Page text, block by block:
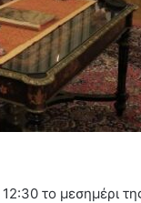
το μεσημέρι